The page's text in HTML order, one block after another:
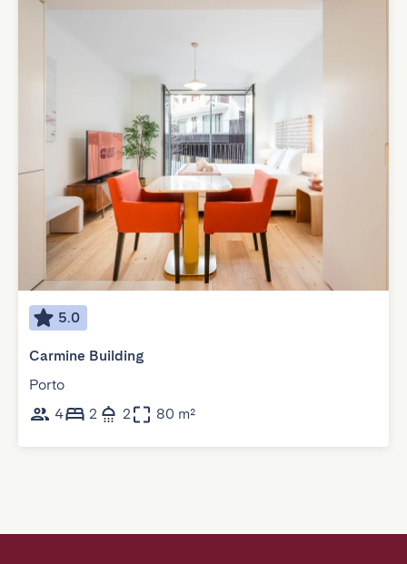
5.0
Carmine Building
Porto
4
2 2 80 m²